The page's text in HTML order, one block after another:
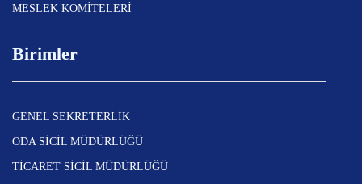
MESLEK KOMİTELERİ
Birimler
GENEL SEKRETERLİK
ODA SİCİL MÜDÜRLÜĞÜ
TİCARET SİCİL MÜDÜRLÜĞÜ